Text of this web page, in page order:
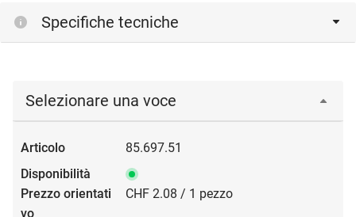
Specifiche tecniche
Selezionare una voce
85.697.51
CHF 2.08 / 1 pezzo